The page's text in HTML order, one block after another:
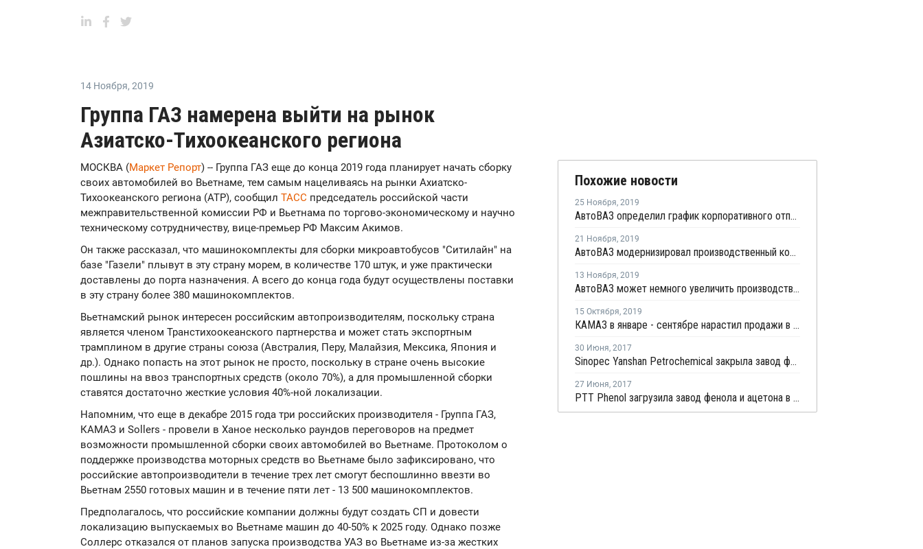
14 Ноября, 2019
Группа ГАЗ намерена выйти на рынок
Азиатско-Тихоокеанского региона
МОСКВА (Маркет Репорт) -- Группа ГАЗ еще до конца 2019 года планирует начать сборку
своих автомобилей во Вьетнаме, тем самым нацеливаясь на рынки Ахиатско-
Тихоокеанского региона (АТР), сообщил ТАСС председатель российской части
межправительственной комиссии РФ и Вьетнама по торгово-экономическому и научно
техническому сотрудничеству, вице-премьер РФ Максим Акимов.
Он также рассказал, что машинокомплекты для сборки микроавтобусов "Ситилайн" на
базе "Газели" плывут в эту страну морем, в количестве 170 штук, и уже практически
доставлены до порта назначения. А всего до конца года будут осуществлены поставки
в эту страну более 380 машинокомплектов.
Вьетнамский рынок интересен российским автопроизводителям, поскольку страна
является членом Транстихоокеанского партнерства и может стать экспортным
трамплином в другие страны союза (Австралия, Перу, Малайзия, Мексика, Япония и
др.). Однако попасть на этот рынок не просто, поскольку в стране очень высокие
пошлины на ввоз транспортных средств (около 70%), а для промышленной сборки
ставятся достаточно жесткие условия 40%-ной локализации.
Напомним, что еще в декабре 2015 года три российских производителя - Группа ГАЗ,
КАМАЗ и Sollers - провели в Ханое несколько раундов переговоров на предмет
возможности промышленной сборки своих автомобилей во Вьетнаме. Протоколом о
поддержке производства моторных средств во Вьетнаме было зафиксировано, что
российские автопроизводители в течение трех лет смогут беспошлинно ввезти во
Вьетнам 2550 готовых машин и в течение пяти лет - 13 500 машинокомплектов.
Предполагалось, что российские компании должны будут создать СП и довести
локализацию выпускаемых во Вьетнаме машин до 40-50% к 2025 году. Однако позже
Соллерс отказался от планов запуска производства УАЗ во Вьетнаме из-за жестких
Похожие новости
25 Ноября, 2019
АвтоВАЗ определил график корпоративного отпуска в 2020 году
21 Ноября, 2019
АвтоВАЗ модернизировал производственный комплекс с целью оптимизации технологий и экономии средств
13 Ноября, 2019
АвтоВАЗ может немного увеличить производство в 2019 году
15 Октября, 2019
КАМАЗ в январе - сентябре нарастил продажи в России на 8,2%
30 Июня, 2017
Sinopec Yanshan Petrochemical закрыла завод фенола и ацетона на ремонт раньше намеченного срока
27 Июня, 2017
PTT Phenol загрузила завод фенола и ацетона в Таиланде на 80-85%